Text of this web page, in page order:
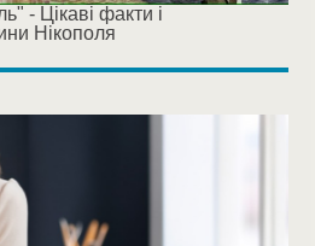
- Цікаві факти і
Нікополя